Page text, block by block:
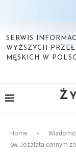
SERWIS
WYŻSZYCH
MĘSKICH W
Home
św. Jozafata cennym